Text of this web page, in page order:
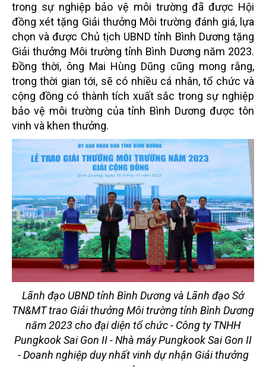
trong sự nghiệp bảo vệ môi trường đã được Hội
đồng xét tặng Giải thưởng Môi trường đánh giá, lựa
chọn và được Chủ tịch UBND tỉnh Bình Dương tặng
Giải thưởng Môi trường tỉnh Bình Dương năm 2023.
Đồng thời, ông Mai Hùng Dũng cũng mong rằng,
trong thời gian tới, sẽ có nhiều cá nhân, tổ chức và
cộng đồng có thành tích xuất sắc trong sự nghiệp
bảo vệ môi trường của tỉnh Bình Dương được tôn
vinh và khen thưởng.
Lãnh đạo UBND tỉnh Bình Dương và Lãnh đạo Sở
TN&MT trao Giải thưởng Môi trường tỉnh Bình Dương
năm 2023 cho đại diện tổ chức - Công ty TNHH
Pungkook Sai Gon II - Nhà máy Pungkook Sai Gon II
- Doanh nghiệp duy nhất vinh dự nhận Giải thưởng